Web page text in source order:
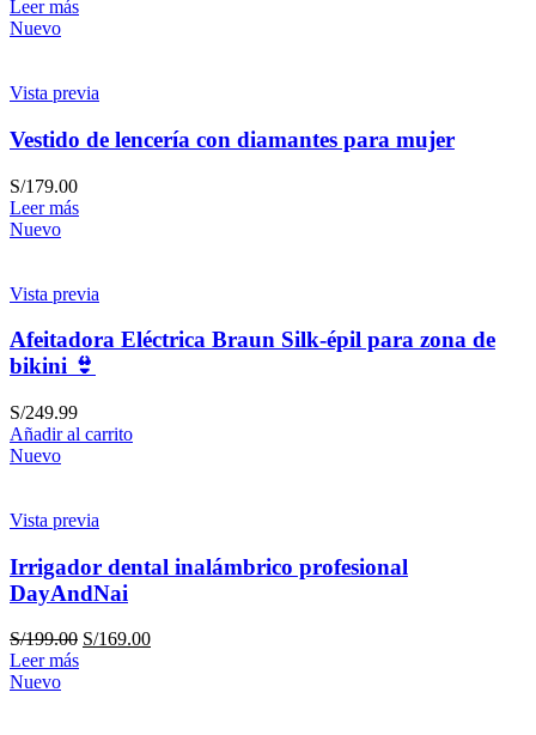
Leer más
Nuevo
Vista previa
Vestido de lencería con diamantes para mujer
S/179.00
Leer más
Nuevo
Vista previa
Afeitadora Eléctrica Braun Silk-épil para zona de
bikini 👙
S/249.99
Añadir al carrito
Nuevo
Vista previa
Irrigador dental inalámbrico profesional
DayAndNai
S/199.00 S/169.00
Leer más
Nuevo